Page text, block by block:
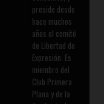
preside desde
hace muchos
años el comité
de Libertad de
Expresión. Es
miembro del
Club Primera
Plana y de la